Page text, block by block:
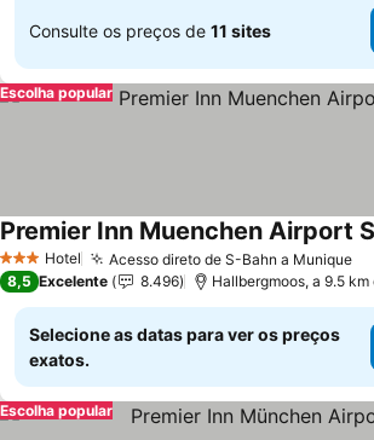
Consulte os preços de 11 sites
Escolha popular
3 EstrelasHotel Acesso direto de S-Bahn a Munique
Premier Inn Muenchen Airport
8,5 Excelente 8.496 Hallbergmoos, a 9.5
Selecione as datas para ver os preços
exatos.
Escolha popular